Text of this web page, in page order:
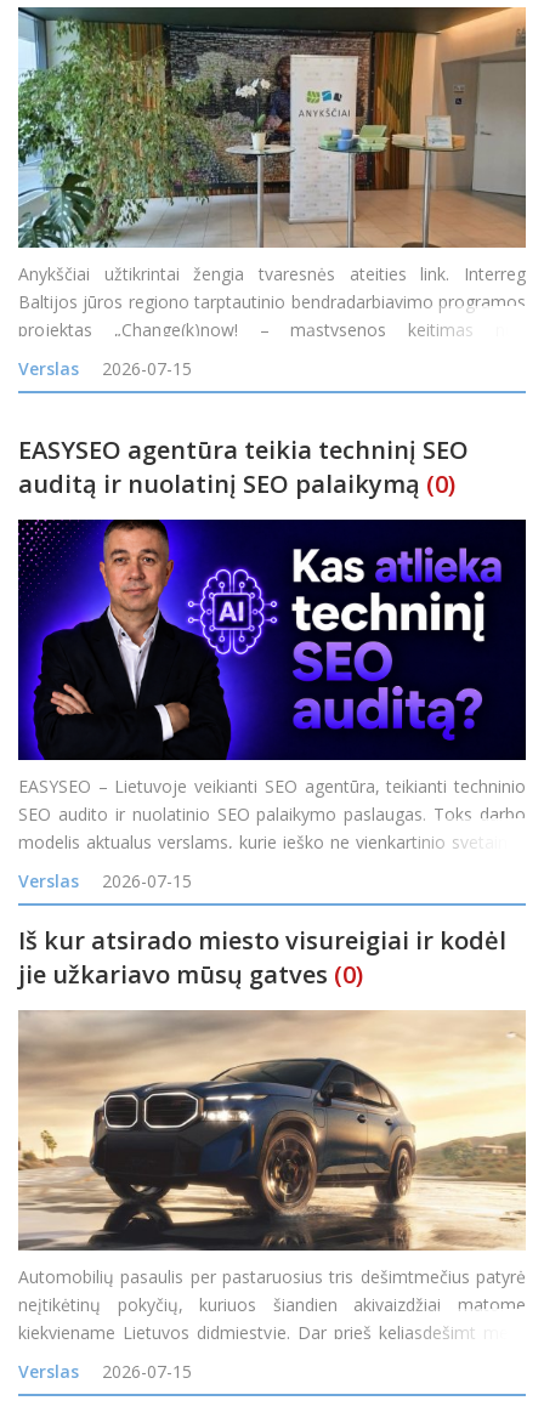
Anykščiai užtikrintai žengia tvaresnės ateities link. Interreg
Baltijos jūros regiono tarptautinio bendradarbiavimo programos
projektas „Change(k)now! – mąstysenos keitimas nuo
vienkartinio naudojimo į žiedines arba daugkartinio naudojimo
maisto pristatymo sistemas Baltijos jūros
Verslas 2026-07-15
EASYSEO agentūra teikia techninį SEO
auditą ir nuolatinį SEO palaikymą (0)
EASYSEO – Lietuvoje veikianti SEO agentūra, teikianti techninio
SEO audito ir nuolatinio SEO palaikymo paslaugas. Toks darbo
modelis aktualus verslams, kurie ieško ne vienkartinio svetainės
problemų sąrašo, o komandos, galinčios nustatyti SEO
problemas, padėti jas išspręst
Verslas 2026-07-15
Iš kur atsirado miesto visureigiai ir kodėl
jie užkariavo mūsų gatves (0)
Automobilių pasaulis per pastaruosius tris dešimtmečius patyrė
neįtikėtinų pokyčių, kuriuos šiandien akivaizdžiai matome
kiekviename Lietuvos didmiestyje. Dar prieš keliasdešimt metų
visureigis buvo suprantamas kaip specifinė transporto priemonė,
skirta miškų takam
Verslas 2026-07-15